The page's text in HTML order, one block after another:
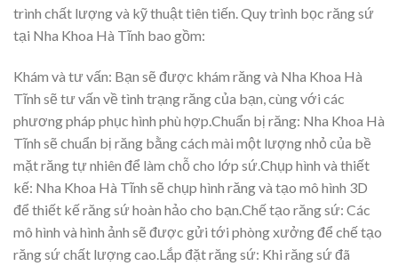
trình chất lượng và kỹ thuật tiên tiến. Quy trình bọc răng sứ
tại Nha Khoa Hà Tĩnh bao gồm:
Khám và tư vấn: Bạn sẽ được khám răng và Nha Khoa Hà
Tĩnh sẽ tư vấn về tình trạng răng của bạn, cùng với các
phương pháp phục hình phù hợp.Chuẩn bị răng: Nha Khoa Hà
Tĩnh sẽ chuẩn bị răng bằng cách mài một lượng nhỏ của bề
mặt răng tự nhiên để làm chỗ cho lớp sứ.Chụp hình và thiết
kế: Nha Khoa Hà Tĩnh sẽ chụp hình răng và tạo mô hình 3D
để thiết kế răng sứ hoàn hảo cho bạn.Chế tạo răng sứ: Các
mô hình và hình ảnh sẽ được gửi tới phòng xưởng để chế tạo
răng sứ chất lượng cao.Lắp đặt răng sứ: Khi răng sứ đã